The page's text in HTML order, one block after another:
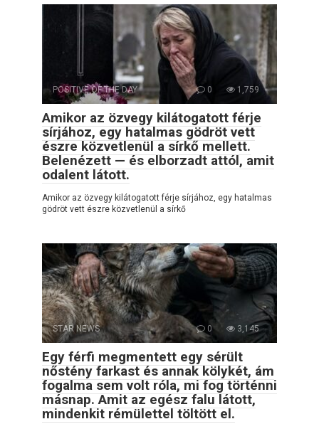
POSITIVE OF THE DAY 0 1,759
Amikor az özvegy kilátogatott férje
sírjához, egy hatalmas gödröt vett
észre közvetlenül a sírkő mellett.
Belenézett — és elborzadt attól, amit
odalent látott.
Amikor az özvegy kilátogatott férje sírjához, egy hatalmas
gödröt vett észre közvetlenül a sírkő
STAR NEWS 0 3,145
Egy férfi megmentett egy sérült
nőstény farkast és annak kölykét, ám
fogalma sem volt róla, mi fog történni
másnap. Amit az egész falu látott,
mindenkit rémülettel töltött el.